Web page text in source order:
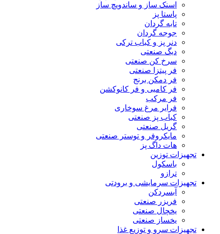
اسنک ساز و ساندویچ ساز
پاستا پز
تابه گردان
جوجه گردان
دنر پز و کباب ترکی
دیگ صنعتی
سرخ کن صنعتی
فر پیتزا صنعتی
فر دمکن برنج
فر کامبی و فر کانوکشن
فر مرکب
فرایر مرغ سوخاری
کباب پز صنعتی
گریل صنعتی
مایکروفر و توستر صنعتی
هات داگ پز
تجهیزات توزین
باسکول
ترازو
تجهیزات سرمایشی و برودتی
آبسردکن
فریزر صنعتی
یخچال صنعتی
یخساز صنعتی
تجهیزات سرو و توزیع غذا